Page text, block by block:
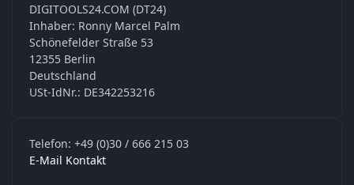
DIGITOOLS24.COM (DT24)
Inhaber: Ronny Marcel Palm
Schönefelder Straße 53
12355 Berlin
Deutschland
USt-IdNr.: DE342253216
Telefon: +49 (0)30 / 666 215 03
E-Mail Kontakt